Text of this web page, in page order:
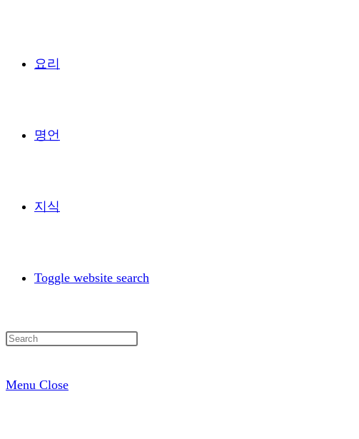
요리
명언
지식
Toggle website search
Menu Close